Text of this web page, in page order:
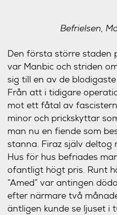
Befrielsen,
Den första större staden
var Manbic och striden
sig till en av de
Från att i tidigare
mot ett fåtal av
minor och prickskyttar
man nu en fiende som
stanna. Firaz själv deltog
Hus för hus befriades
ofantligt högt pris. Runt
“Amed” var antingen
efter närmare två
äntligen kunde se ljuset i